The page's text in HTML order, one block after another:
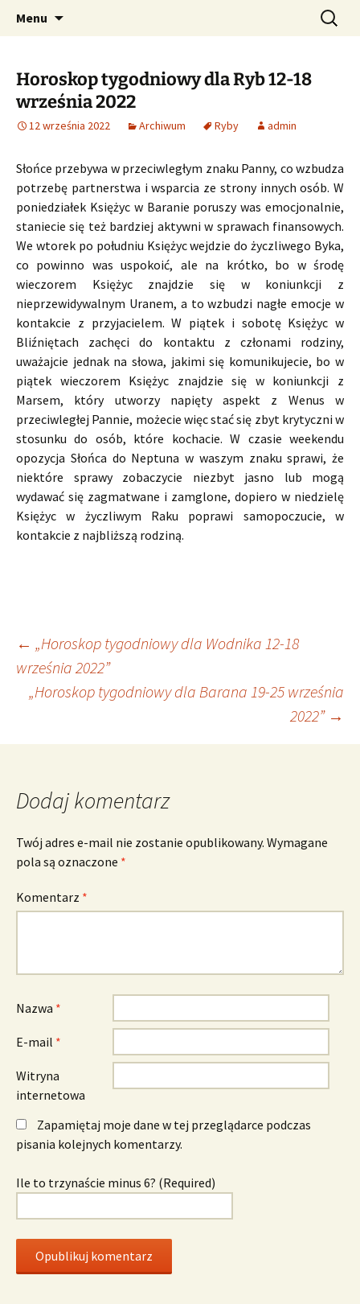
CzaroMarowy horoskop
dzienny, miesięczny i
tygodniowy
Profesjonalne przepowiednie astrologiczne
Menu Szukaj:
Horoskop tygodniowy dla Ryb 12-18
września 2022
12 września 2022 Archiwum Ryby admin
Słońce przebywa w przeciwległym znaku Panny, co wzbudza
potrzebę partnerstwa i wsparcia ze strony innych osób. W
poniedziałek Księżyc w Baranie poruszy was emocjonalnie,
staniecie się też bardziej aktywni w sprawach finansowych.
We wtorek po południu Księżyc wejdzie do życzliwego Byka,
co powinno was uspokoić, ale na krótko, bo w środę
wieczorem Księżyc znajdzie się w koniunkcji z
nieprzewidywalnym Uranem, a to wzbudzi nagłe emocje w
kontakcie z przyjacielem. W piątek i sobotę Księżyc w
Bliźniętach zachęci do kontaktu z członami rodziny,
uważajcie jednak na słowa, jakimi się komunikujecie, bo w
piątek wieczorem Księżyc znajdzie się w koniunkcji z
Marsem, który utworzy napięty aspekt z Wenus w
przeciwległej Pannie, możecie więc stać się zbyt krytyczni w
stosunku do osób, które kochacie. W czasie weekendu
opozycja Słońca do Neptuna w waszym znaku sprawi, że
niektóre sprawy zobaczycie niezbyt jasno lub mogą
wydawać się zagmatwane i zamglone, dopiero w niedzielę
Księżyc w życzliwym Raku poprawi samopoczucie, w
kontakcie z najbliższą rodziną.
Nawigacja
wpisu
← „Horoskop tygodniowy dla Wodnika 12-18
września 2022”
„Horoskop tygodniowy dla Barana 19-25 września
2022” →
Dodaj komentarz
Twój adres e-mail nie zostanie opublikowany. Wymagane
pola są oznaczone *
Komentarz *
Nazwa *
E-mail *
Witryna
internetowa
Zapamiętaj moje dane w tej przeglądarce podczas
pisania kolejnych komentarzy.
Ile to trzynaście minus 6? (Required)